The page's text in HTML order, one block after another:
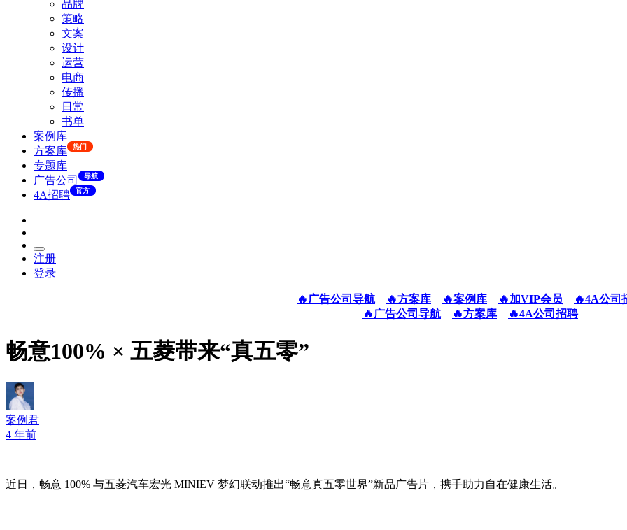
品牌
策略
文案
设计
运营
电商
传播
日常
书单
案例库
方案库
热门
专题库
广告公司
导航
4A招聘 官方
注册
登录
🔥广告公司导航 🔥方案库 🔥案例库 🔥加VIP会员
🔥4A公司
🔥广告公司导航
🔥方案库 🔥4A公司招聘
畅意100% × 五菱带来“真五零”
案例君
4 年前
近日，畅意 100% 与五菱汽车宏光 MINIEV 梦幻联动推出“畅意真五零世界”新品广告片，携手助力自在健康生活。